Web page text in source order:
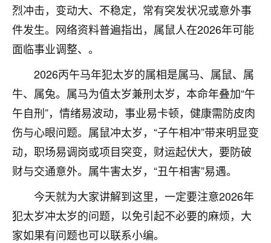
烈冲击，变动大、不稳定，常有突发状况或意外事
件发生。网络资料普遍指出，属鼠人在2026年可能
面临事业调整、。
2026丙午马年犯太岁的属相是属马、属鼠、属
牛、属兔。属马为值太岁兼刑太岁，本命年叠加“午
午自刑”，情绪易波动，事业易卡顿，健康需防皮肉
伤与心眼问题。属鼠冲太岁，“子午相冲”带来明显变
动，职场易调岗或项目突变，财运起伏大，要防破
财与交通意外。属牛害太岁，“丑午相害”易遇。
今天就为大家讲解到这里，一定要注意2026年
犯太岁冲太岁的问题，以免引起不必要的麻烦，大
家如果有问题也可以联系小编。
2天前 来自云南 11
优秀的张同学
2天前 来自山西 15